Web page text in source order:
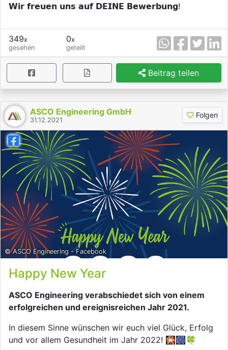
𝗪𝗶𝗿 𝗳𝗿𝗲𝘂𝗲𝗻 𝘂𝗻𝘀 𝗮𝘂𝗳 𝗗𝗘𝗜𝗡𝗘 𝗕𝗲𝘄𝗲𝗿𝗯𝘂𝗻𝗴!
349x
gesehen
0x
geteilt
Beitrag teilen
ASCO Engineering GmbH
31.12.2021
Folgen
© ASCO Engineering - Facebook
Happy New Year
ASCO Engineering verabschiedet sich von einem
erfolgreichen und ereignisreichen Jahr 2021.
In diesem Sinne wünschen wir euch viel Glück, Erfolg
und vor allem Gesundheit im Jahr 2022! 🎇🎆🍀